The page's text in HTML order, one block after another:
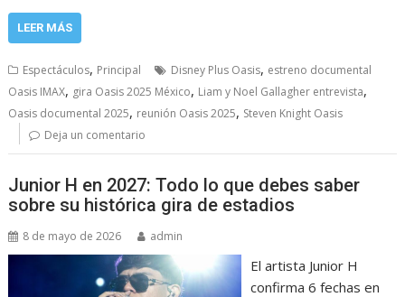
LEER MÁS
Espectáculos, Principal Disney Plus Oasis, estreno documental
Oasis IMAX, gira Oasis 2025 México, Liam y Noel Gallagher entrevista,
Oasis documental 2025, reunión Oasis 2025, Steven Knight Oasis
Deja un comentario
Junior H en 2027: Todo lo que debes saber
sobre su histórica gira de estadios
8 de mayo de 2026 admin
El artista Junior H
confirma 6 fechas en